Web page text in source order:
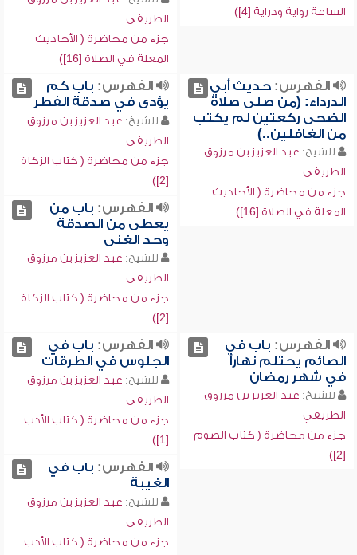
الساعة رواية ودراية [4])
الطريفي
جزء من محاضرة ( الأحاديث
المعلة في الصلاة [16])
الفهرس:حديث أبي
الدرداء: (من صلى صلاة
الضحى ركعتين لم يكتب
من الغافلين..)
للشيخ: عبد العزيز بن مرزوق
الطريفي
جزء من محاضرة ( الأحاديث
المعلة في الصلاة [16])
الفهرس: باب كم
يؤدى في صدقة الفطر
للشيخ: عبد العزيز بن مرزوق
الطريفي
جزء من محاضرة ( كتاب الزكاة
[2])
الفهرس: باب من
يعطى من الصدقة
وحد الغنى
للشيخ: عبد العزيز بن مرزوق
الطريفي
جزء من محاضرة ( كتاب الزكاة
[2])
الفهرس: باب في
الصائم يحتلم نهاراً
في شهر رمضان
للشيخ: عبد العزيز بن مرزوق
الطريفي
جزء من محاضرة ( كتاب الصوم
[2])
الفهرس: باب في
الجلوس في الطرقات
للشيخ: عبد العزيز بن مرزوق
الطريفي
جزء من محاضرة ( كتاب الأدب
[1])
الفهرس: باب في
الغيبة
للشيخ: عبد العزيز بن مرزوق
الطريفي
جزء من محاضرة ( كتاب الأدب